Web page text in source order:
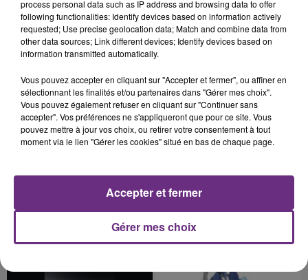
l'inspection du Travail en profite pour rappeler
les conditions de...
TITRES DIFFUSÉS
0h13
0h13
In My Blood La Traversee
0h06
0h06 0h03
0h03
process personal data such as IP address and browsing data to offer
following functionalities: Identify devices based on information actively
requested; Use precise geolocation data; Match and combine data from
other data sources; Link different devices; Identify devices based on
information transmitted automatically.
Vous pouvez accepter en cliquant sur "Accepter et fermer", ou affiner en
sélectionnant les finalités et/ou partenaires dans "Gérer mes choix".
Vous pouvez également refuser en cliquant sur "Continuer sans
accepter". Vos préférences ne s'appliqueront que pour ce site. Vous
pouvez mettre à jour vos choix, ou retirer votre consentement à tout
moment via le lien "Gérer les cookies" situé en bas de chaque page.
Gérer mes choix
Accepter et fermer